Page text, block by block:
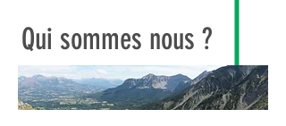
Qui sommes nous ?